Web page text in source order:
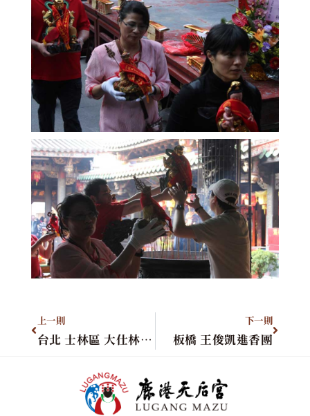
上一則
台北 士林區 大仕林火鍋城
下一則
板橋 王俊凱進香團